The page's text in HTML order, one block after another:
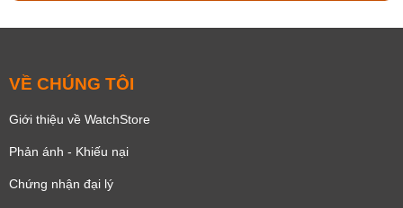
VỀ CHÚNG TÔI
Giới thiệu về WatchStore
Phản ánh - Khiếu nại
Chứng nhận đại lý